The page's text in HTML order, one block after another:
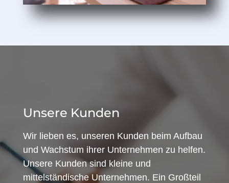
Unsere Kunden
Wir lieben es, unseren Kunden beim Aufbau
und Wachstum ihrer Unternehmen zu helfen.
Unsere Kunden sind kleine und
mittelständische Unternehmen. Ein Großteil